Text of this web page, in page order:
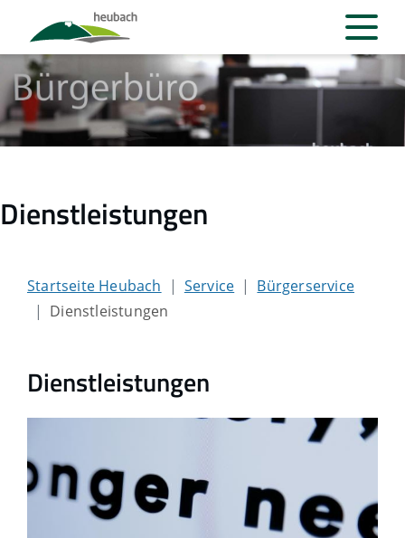
Dienstleistungen
Startseite Heubach Service
Bürgerservice
Dienstleistungen
Dienstleistungen